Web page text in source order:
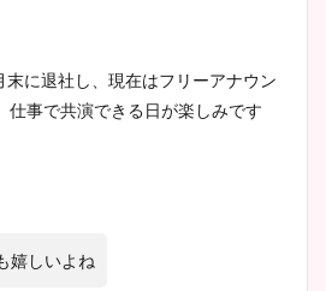
に退社し、現在はフリーアナウン
仕事で共演できる日が楽しみです
嬉しいよね